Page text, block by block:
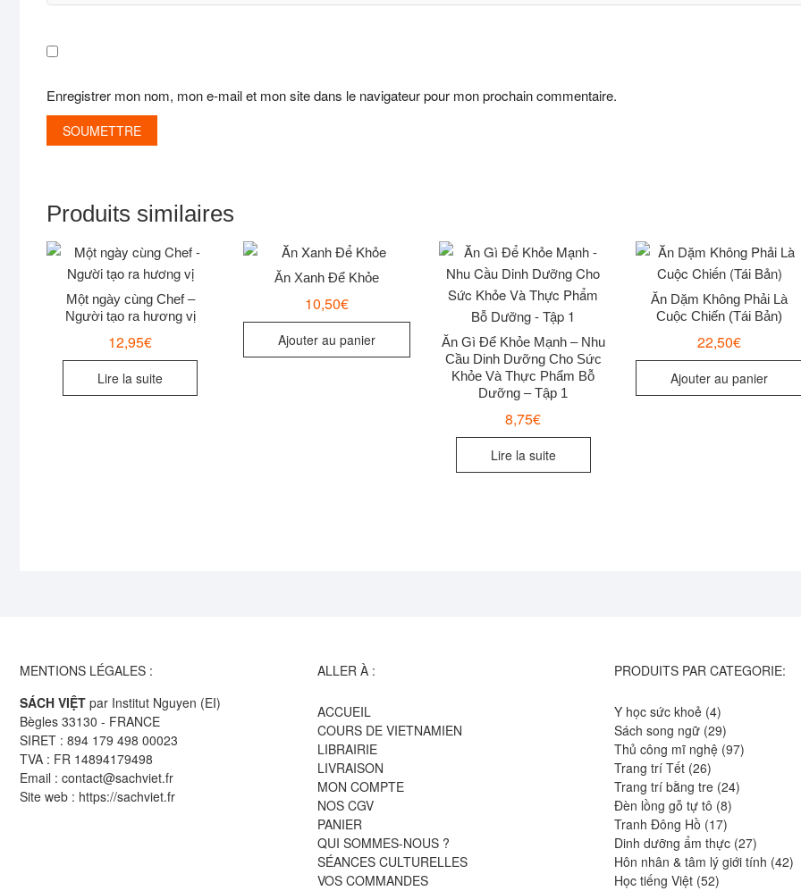
Enregistrer mon nom, mon e-mail et mon site dans le navigateur pour mon prochain commentaire.
Produits similaires
Một ngày cùng Chef –
Người tạo ra hương vị
12,95€
Lire la suite
Ăn Xanh Để Khỏe
10,50€
Ajouter au panier
Ăn Gì Để Khỏe Mạnh – Nhu
Cầu Dinh Dưỡng Cho Sức
Khỏe Và Thực Phẩm Bỗ
Dưỡng – Tập 1
8,75€
Lire la suite
Ăn Dặm Không Phải Là
Cuộc Chiến (Tái Bản)
22,50€
Ajouter au panier
MENTIONS LÉGALES :
SÁCH VIỆT par Institut Nguyen (EI)
Bègles 33130 - FRANCE
SIRET : 894 179 498 00023
TVA : FR 14894179498
Email : contact@sachviet.fr
Site web : https://sachviet.fr
ALLER À :
ACCUEIL
COURS DE VIETNAMIEN
LIBRAIRIE
LIVRAISON
MON COMPTE
NOS CGV
PANIER
QUI SOMMES-NOUS ?
SÉANCES CULTURELLES
VOS COMMANDES
PRODUITS PAR CATEGORIE:
Y học sức khoẻ 44
produits
Sách song ngữ 2929
produits
Thủ công mĩ nghệ 9797
Trang trí Tết 2626
produits
Trang trí bằng tre 2424
Đèn lồng gỗ tự tô 88
Tranh Đông Hồ 1717
produits
Dinh dưỡng ẩm thực 2727
produits
Hôn nhân & tâm lý giới tính 4242
Học tiếng Việt 5252